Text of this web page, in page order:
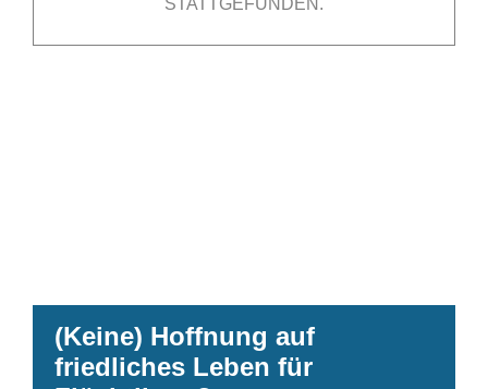
STATTGEFUNDEN.
(Keine) Hoffnung auf
friedliches Leben für